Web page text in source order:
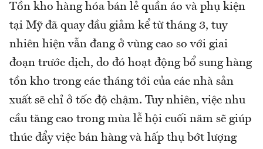
Tồn kho hàng hóa bán lẻ quần áo và phụ kiện
tại Mỹ đã quay đầu giảm kể từ tháng 3, tuy
nhiên hiện vẫn đang ở vùng cao so với giai
đoạn trước dịch, do đó hoạt động bổ sung hàng
tồn kho trong các tháng tới của các nhà sản
xuất sẽ chỉ ở tốc độ chậm. Tuy nhiên, việc nhu
cầu tăng cao trong mùa lễ hội cuối năm sẽ giúp
thúc đẩy việc bán hàng và hấp thụ bớt lượng